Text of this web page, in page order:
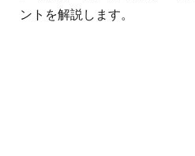
ントを解説します。